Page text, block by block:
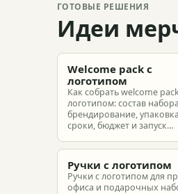
ГОТОВЫЕ РЕШЕНИЯ
Идеи
Welcome pack с
логотипом
Как собрать welcome
логотипом: состав
брендирование,
сроки, бюджет и запуск
новых сотрудников.
Ручки с логотипом
Ручки с логотипом для
офиса и подарочных